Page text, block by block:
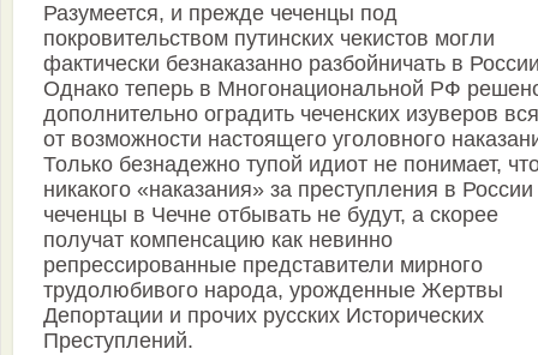
Разумеется, и прежде чеченцы под
покровительством путинских чекистов могли
фактически безнаказанно разбойничать в
Однако теперь в Многонациональной РФ
дополнительно оградить чеченских изуверов
от возможности настоящего уголовного
Только безнадежно тупой идиот не понимает,
никакого «наказания» за преступления в России
чеченцы в Чечне отбывать не будут, а скорее
получат компенсацию как невинно
репрессированные представители мирного
трудолюбивого народа, урожденные Жертвы
Депортации и прочих русских Исторических
Преступлений.